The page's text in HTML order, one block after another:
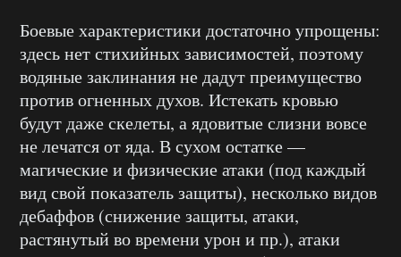
Боевые характеристики достаточно упрощены:
здесь нет стихийных зависимостей, поэтому
водяные заклинания не дадут преимущество
против огненных духов. Истекать кровью
будут даже скелеты, а ядовитые слизни вовсе
не лечатся от яда. В сухом остатке —
магические и физические атаки (под каждый
вид свой показатель защиты), несколько видов
дебаффов (снижение защиты, атаки,
растянутый во времени урон и пр.), атаки